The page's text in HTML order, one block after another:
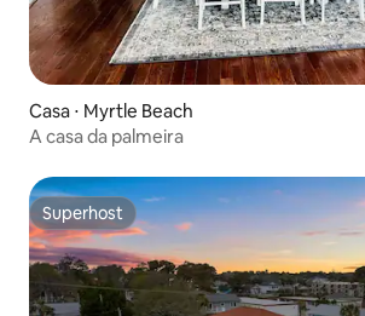
Casa ⋅ Myrtle Beach
A casa da palmeira
Superhost
Superhost